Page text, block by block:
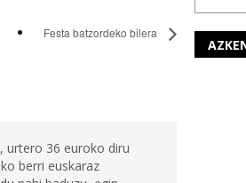
Festa batzordeko bilera
urtero 36 euroko diru
berri euskaraz